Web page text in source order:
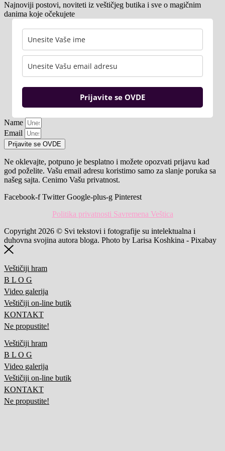
Najnoviji postovi, noviteti iz veštičjeg butika i sve o magičnim
danima koje očekujete
Prijavite se OVDE
Name
Email
Prijavite se OVDE
Ne oklevajte, potpuno je besplatno i možete opozvati prijavu kad
god poželite. Vašu email adresu koristimo samo za slanje poruka sa
našeg sajta. Cenimo Vašu privatnost.
Facebook-f Twitter Google-plus-g Pinterest
Politika privatnosti Savremena Veštica
Copyright 2026 © Svi tekstovi i fotografije su intelektualna i
duhovna svojina autora bloga. Photo by Larisa Koshkina - Pixabay
Veštičiji hram
B L O G
Video galerija
Veštičiji on-line butik
KONTAKT
Ne propustite!
Veštičiji hram
B L O G
Video galerija
Veštičiji on-line butik
KONTAKT
Ne propustite!